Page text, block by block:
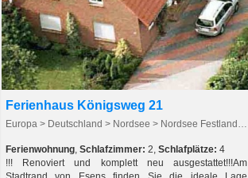
Ferienhaus Königsweg 21
Europa > Deutschland > Nordsee > Nordsee Festland > Esens > Esens
Ferienwohnung, Schlafzimmer: 2, Schlafplätze: 4
!!! Renoviert und komplett neu ausgestattet!!!Am